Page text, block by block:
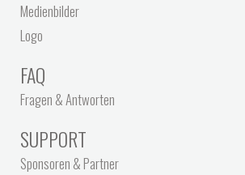
Medienbilder
Logo
FAQ
Fragen & Antworten
SUPPORT
Sponsoren & Partner